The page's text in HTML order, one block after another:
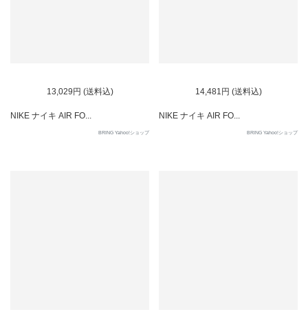
13,029円 (送料込)
NIKE ナイキ AIR FO...
BRING Yahoo!ショップ
14,481円 (送料込)
NIKE ナイキ AIR FO...
BRING Yahoo!ショップ